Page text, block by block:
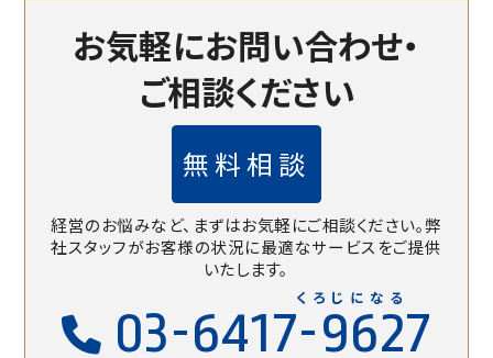
お気軽にお問い合わせ・
ご相談ください
無料相談
経営のお悩みなど、まずはお気軽にご相談ください。弊
社スタッフがお客様の状況に最適なサービスをご提供
いたします。
03-6417-9627
くろじになる